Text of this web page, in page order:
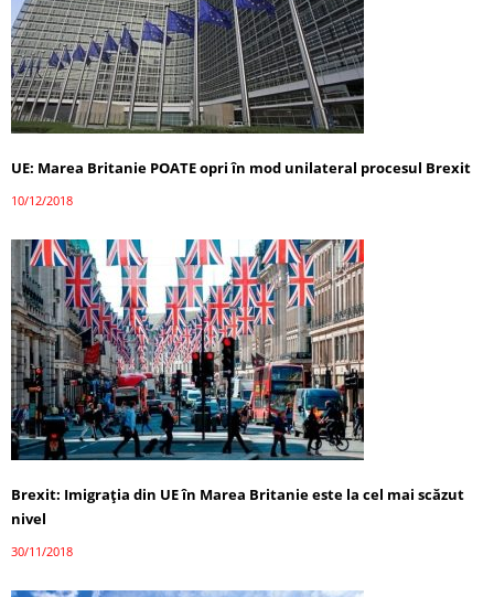
UE: Marea Britanie POATE opri în mod unilateral procesul Brexit
10/12/2018
Brexit: Imigraţia din UE în Marea Britanie este la cel mai scăzut
nivel
30/11/2018